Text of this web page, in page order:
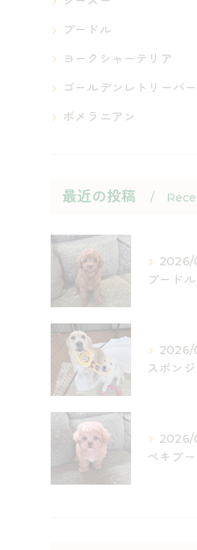
プードル
ヨークシャーテリア
ゴールデンレトリーバー
ポメラニアン
最近の投稿
2026/
プード
2026/
ペキプ